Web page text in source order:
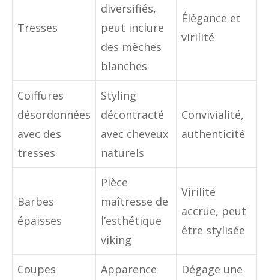
Tresses
diversifiés,
peut inclure
des mèches
blanches
Élégance et
virilité
Coiffures
désordonnées
avec des
tresses
Styling
décontracté
avec cheveux
naturels
Convivialité,
authenticité
Barbes
épaisses
Pièce
maîtresse de
l’esthétique
viking
Virilité
accrue, peut
être stylisée
Coupes
Apparence
Dégage une